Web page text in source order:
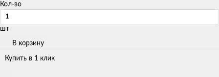
Кол-во
шт
В корзину
Купить в 1 клик